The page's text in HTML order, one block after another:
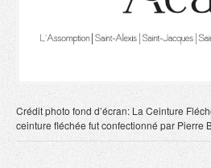
Crédit photo fond d’écran: La Ceinture
ceinture fléchée fut confectionné par Pierre